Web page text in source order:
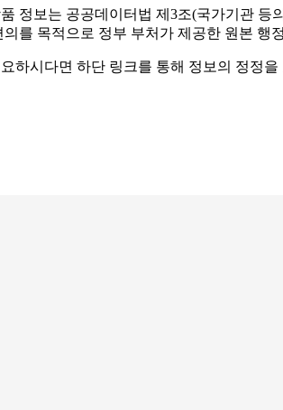
정보는 공공데이터법 제3조(국가기관
를 목적으로 정부 부처가 제공한 원본 행
하시다면 하단 링크를 통해 정보의 정정